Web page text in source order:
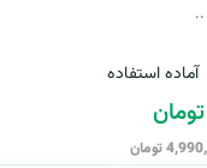
آماده استفاده